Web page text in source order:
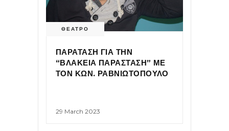
ΘΕΑΤΡΟ
ΠΑΡΑΤΑΣΗ ΓΙΑ ΤΗΝ
“ΒΛΑΚΕΙΑ ΠΑΡΑΣΤΑΣΗ” ΜΕ
ΤΟΝ ΚΩΝ. ΡΑΒΝΙΩΤΟΠΟΥΛΟ
29 March 2023